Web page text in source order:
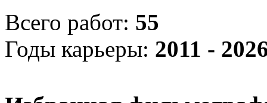
Всего работ: 55
Годы карьеры: 2011 -